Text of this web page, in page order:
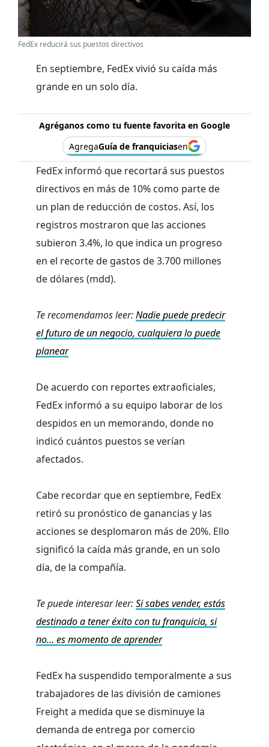
FedEx reducirá sus puestos directivos
En septiembre, FedEx vivió su caída más
grande en un solo día.
Agréganos como tu fuente favorita en Google
AgregaGuía de franquiciasen
FedEx informó que recortará sus puestos
directivos en más de 10% como parte de
un plan de reducción de costos. Así, los
registros mostraron que las acciones
subieron 3.4%, lo que indica un progreso
en el recorte de gastos de 3.700 millones
de dólares (mdd).
Te recomendamos leer:Nadie puede predecir
el futuro de un negocio, cualquiera lo puede
planear
De acuerdo con reportes extraoficiales,
FedEx informó a su equipo laborar de los
despidos en un memorando, donde no
indicó cuántos puestos se verían
afectados.
Cabe recordar que en septiembre, FedEx
retiró su pronóstico de ganancias y las
acciones se desplomaron más de 20%. Ello
significó la caída más grande, en un solo
día, de la compañía.
Te puede interesar leer:Si sabes vender, estás
destinado a tener éxito con tu franquicia, si
no… es momento de aprender
FedEx ha suspendido temporalmente a sus
trabajadores de las división de camiones
Freight a medida que se disminuye la
demanda de entrega por comercio